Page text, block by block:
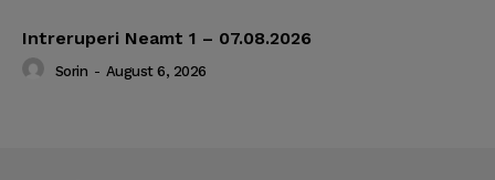
Intreruperi Neamt 1 – 07.08.2026
Sorin - August 6, 2026